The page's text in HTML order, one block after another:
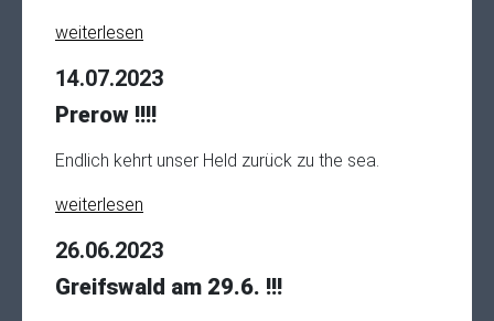
weiterlesen
14.07.2023
Prerow !!!!
Endlich kehrt unser Held zurück zu the sea.
weiterlesen
26.06.2023
Greifswald am 29.6. !!!